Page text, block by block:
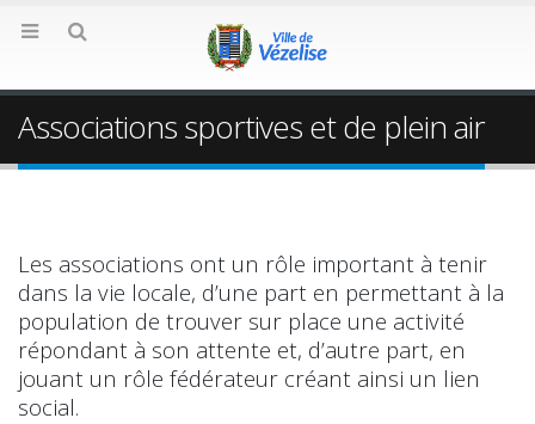
Associations sportives et de plein air
Les associations ont un rôle important à tenir
dans la vie locale, d’une part en permettant à la
population de trouver sur place une activité
répondant à son attente et, d’autre part, en
jouant un rôle fédérateur créant ainsi un lien
social.